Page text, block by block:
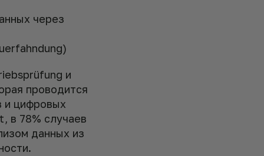
через
и
проводится
и цифровых
в 78% случаев
данных из